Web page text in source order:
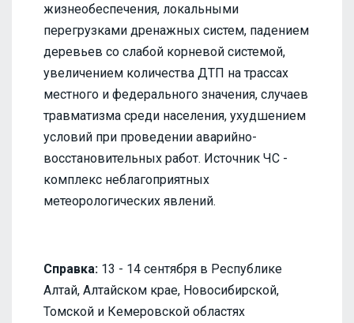
жизнеобеспечения, локальными
перегрузками дренажных систем, падением
деревьев со слабой корневой системой,
увеличением количества ДТП на трассах
местного и федерального значения, случаев
травматизма среди населения, ухудшением
условий при проведении аварийно-
восстановительных работ. Источник ЧС -
комплекс неблагоприятных
метеорологических явлений.
Справка: 13 - 14 сентября в Республике
Алтай, Алтайском крае, Новосибирской,
Томской и Кемеровской областях